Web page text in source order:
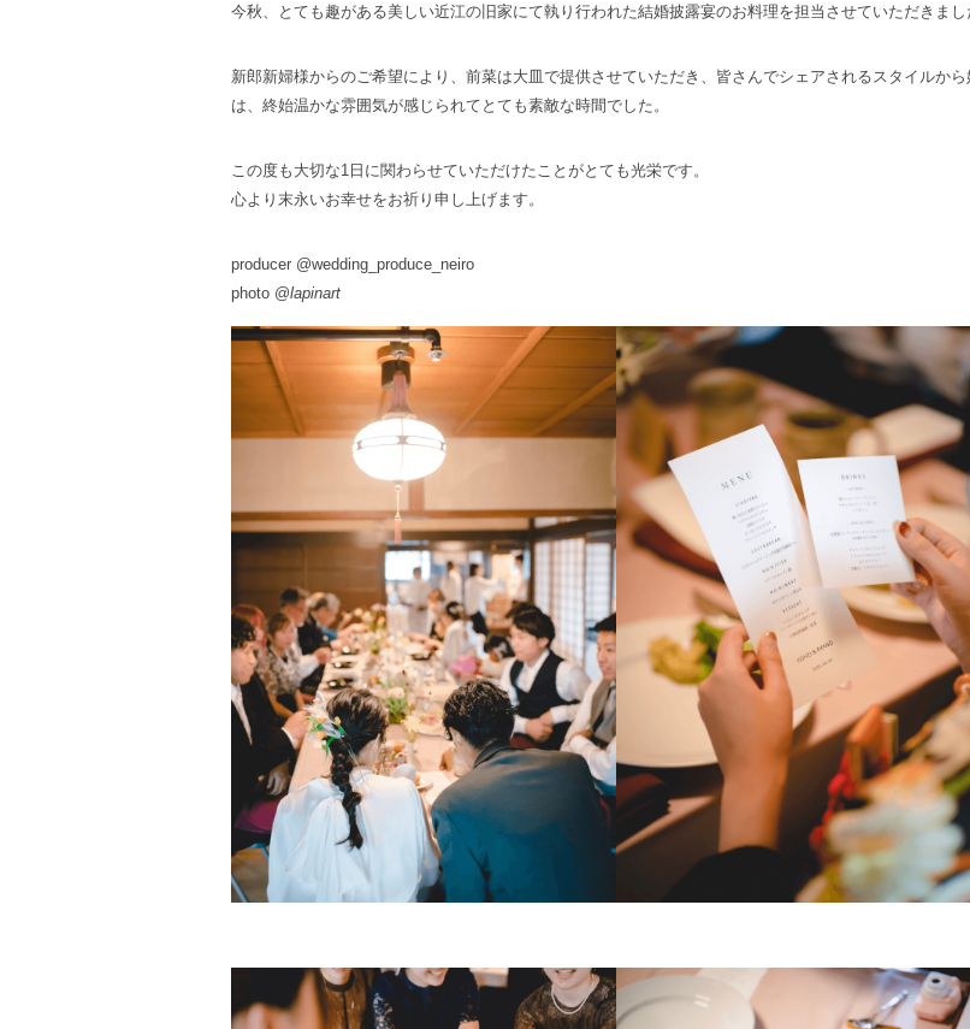
今秋、とても趣がある美しい近江の旧家にて執り行われた結婚披露宴のお料理を担当させていただきまし
新郎新婦様からのご希望により、前菜は大皿で提供させていただき、皆さんでシェアされるスタイルか
は、終始温かな雰囲気が感じられてとても素敵な時間でした。
この度も大切な1日に関わらせていただけたことがとても光栄です。
心より末永いお幸せをお祈り申し上げます。
producer @wedding_produce_neiro
photo @lapinart